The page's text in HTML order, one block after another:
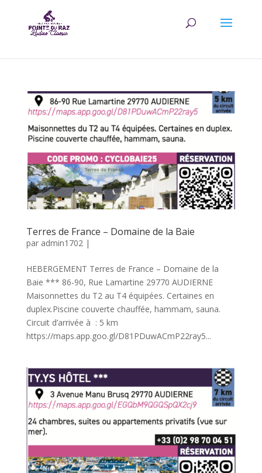
Terres de France – Domaine de la Baie
par admin1702 |
HEBERGEMENT Terres de France – Domaine de la
Baie *** 86-90, Rue Lamartine 29770 AUDIERNE
Maisonnettes du T2 au T4 équipées. Certaines en
duplex.Piscine couverte chauffée, hammam, sauna.
Circuit d’arrivée à : 5 km
https://maps.app.goo.gl/D81PDuwACmP22ray5...